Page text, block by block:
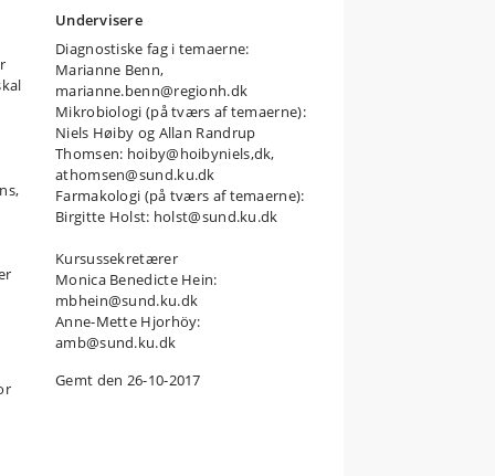
Undervisere
Diagnostiske fag i temaerne:
Marianne Benn,
marianne.benn@regionh.dk
Mikrobiologi (på tværs af temaerne):
Niels Høiby og Allan Randrup
Thomsen: hoiby@hoibyniels,dk,
athomsen@sund.ku.dk
Farmakologi (på tværs af temaerne):
Birgitte Holst: holst@sund.ku.dk
Kursussekretærer
Monica Benedicte Hein:
mbhein@sund.ku.dk
Anne-Mette Hjorhöy:
amb@sund.ku.dk
Gemt den 26-10-2017